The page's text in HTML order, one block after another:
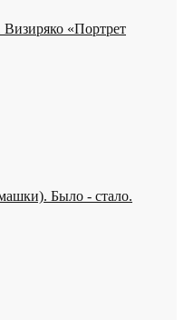
«Портрет
Было - стало.